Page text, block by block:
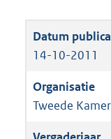
14-10-2011
Tweede